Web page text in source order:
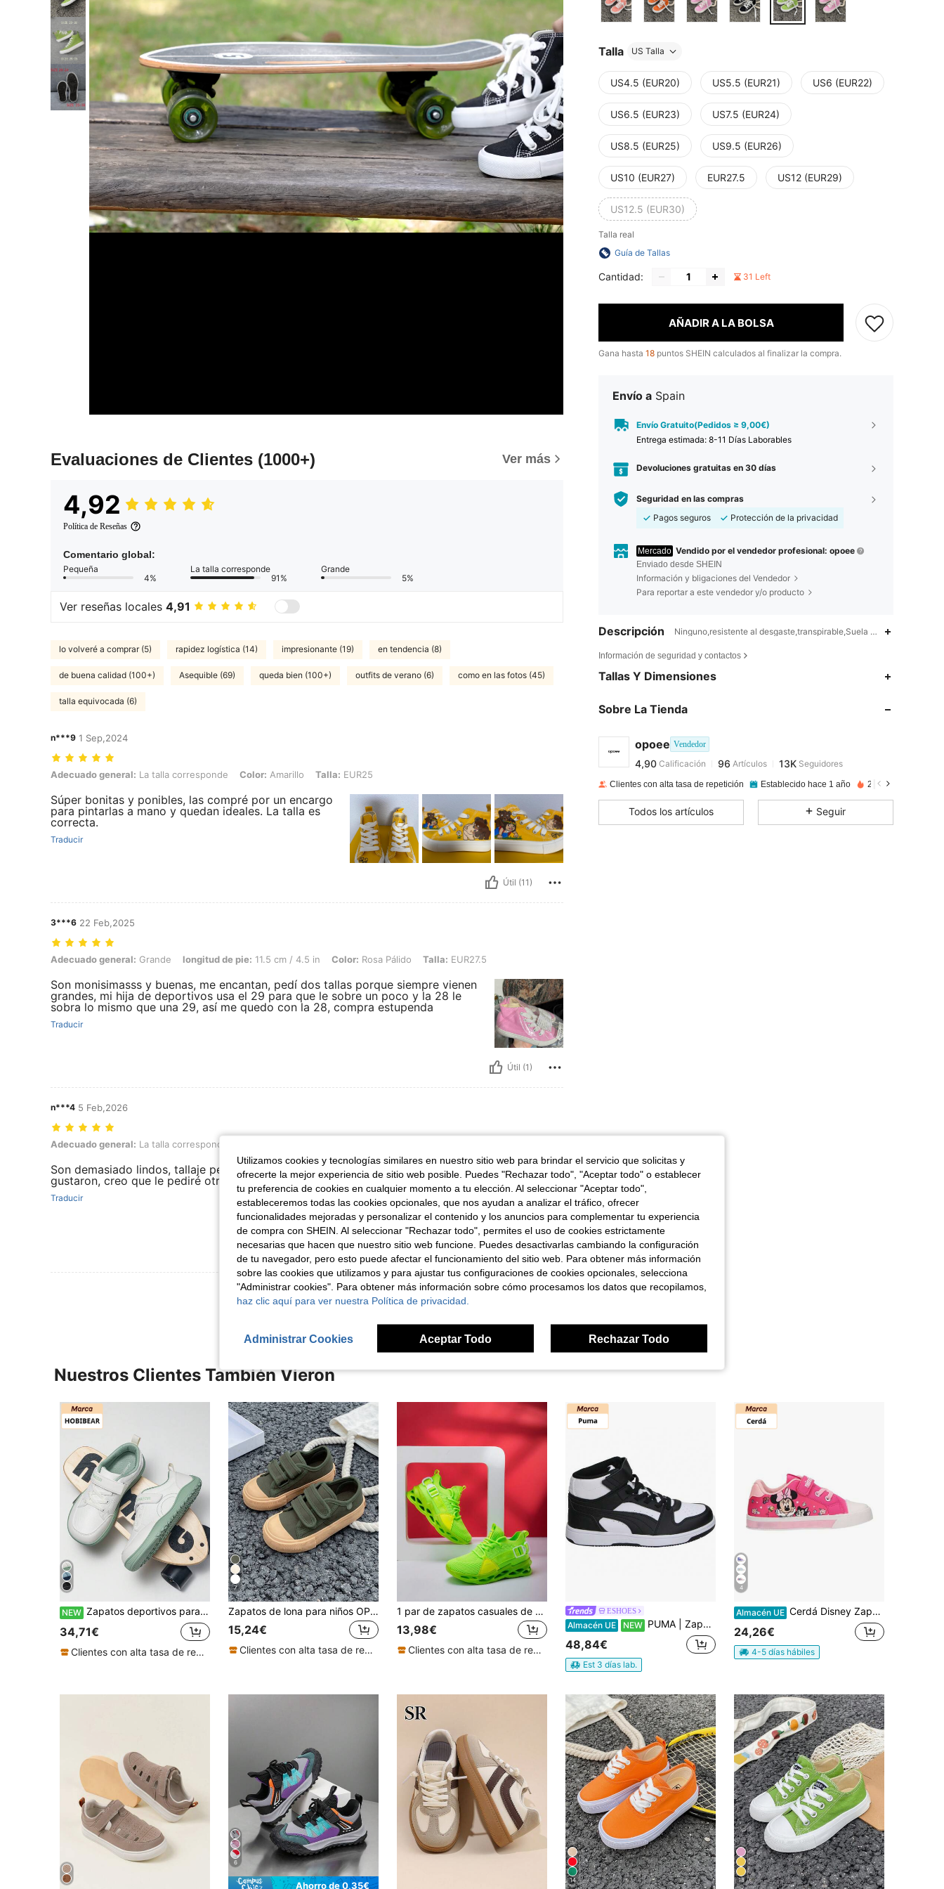
Evaluaciones de Clientes (1000+) Ver más
4,92
Política de Reseñas
Comentario global:
Pequeña
4%
La talla corresponde
91%
Grande
5%
Ver reseñas locales 4,91
lo volveré a comprar (5) rapidez logística (14) impresionante (19) en tendencia (8)
de buena calidad (100+) Asequible (69) queda bien (100+) outfits de verano (6) como en las fotos (45)
talla equivocada (6)
n***9 1 Sep,2024
Adecuado general: La talla corresponde, Color: Amarillo, Talla: EUR25
Adecuado general: La talla corresponde Color: Amarillo Talla: EUR25
Súper bonitas y ponibles, las compré por un encargo
para pintarlas a mano y quedan ideales. La talla es
correcta.
Traducir
Útil (11)
3***6 22 Feb,2025
Adecuado general: Grande, longitud de pie: 11.5 cm / 4.5 in, Color: Rosa Pálido, Talla: EUR27.5
Adecuado general: Grande longitud de pie: 11.5 cm / 4.5 in Color: Rosa Pálido Talla: EUR27.5
Son monisimasss y buenas, me encantan, pedí dos tallas porque siempre vienen
grandes, mi hija de deportivos usa el 29 para que le sobre un poco y la 28 le
sobra lo mismo que una 29, así me quedo con la 28, compra estupenda
Traducir
Útil (1)
n***4 5 Feb,2026
Adecuado general: La talla corresponde, longitud de pie: 18.0 cm / 7.1 in, Color: Rojo, Talla: EUR28
Adecuado general: La talla corresponde
Son demasiado lindos, tallaje perfecto a mi niña le
gustaron, creo que le pediré otro en otro color 😍
Traducir
Ver Más Reseñas
Talla US Talla
US4.5 (EUR20) US5.5 (EUR21) US6 (EUR22)
US6.5 (EUR23) US7.5 (EUR24)
US8.5 (EUR25) US9.5 (EUR26)
US10 (EUR27) EUR27.5 US12 (EUR29)
US12.5 (EUR30)
Talla real
Guía de Tallas
Cantidad: 31 Left
AÑADIR A LA BOLSA
Gana hasta 18 puntos SHEIN calculados al finalizar la compra.
Envío a Spain
Envío Gratuito(Pedidos ≥ 9,00€)
Entrega estimada: 8-11 Días Laborables
Devoluciones gratuitas en 30 días
Seguridad en las compras
Pagos seguros
Protección de la privacidad
Mercado Vendido por el vendedor profesional: opoee
Enviado desde SHEIN
Información y bligaciones del Vendedor
Para reportar a este vendedor y/o producto
Descripción Ninguno,resistente al desgaste,transpirable,Suela de goma
Información de seguridad y contactos
Tallas Y Dimensiones
Sobre La Tienda
opoee Vendedor
4,90
4,90
4,90 Calificación
c***apagadoHace 1 día
4,90 96 13K
Clientes con alta tasa de repetición Establecido hace 1 año 28K+ Vendido
Todos los artículos Seguir
Nuestros Clientes También Vieron
NEW Zapatos deportivos para niños HOBIBEAR, zapatos de skate sin cordones de caña baja, zapatos de verano para caminar al aire libre para niños, zapatos de entrenamiento con suela de goma antideslizante para niñas, zapatos de lona planos, zapatos escolares, adecuados para todas las estaciones
34,71€
Clientes con alta tasa de repetición
7
Zapatos de lona para niños OPOEE, de primavera/otoño, estilo coreano, sencillos, para niños y niñas, de moda, de corte bajo, casuales, deportivos, clásicos, versátiles, zapatos de skate para niños
15,24€
Clientes con alta tasa de repetición
1 par de zapatos casuales de moda cómodos y brillantes para niños y niñas, primavera/otoño, ligeros y transpirables, para interiores/exteriores, campus, correr y deportes
13,98€
Clientes con alta tasa de repetición
ESHOES
Almacén UE NEW PUMA | Zapatillas Puma Rebound Slam Mid Infantiles – Deportiva Abotinada Negra y Blanca – Sneakers con Cordones y Velcro – Máximo Ajuste – Cómodas y Versátiles – Modelo 408801
48,84€
Est 3 días lab.
4
Almacén UE Cerdá Disney Zapatilla Loneta Suela Pvc Con Luces Minnie para Niño y Niña – Deportiva Infantil Minnie Cómodo, Ligero y Resistente para Colegio, Deporte y Uso Diario, Sneakers Infantiles Transpirables para Parque, Paseos y Actividades al Aire Libre - Envío GRATIS ✅ Entrega 24/48h a España (península)
24,26€
4-5 días hábiles
6
Ahorro de 0,35€ 14 18
Utilizamos cookies y tecnologías similares en nuestro sitio web para brindar el servicio que solicitas y
ofrecerte la mejor experiencia de sitio web posible. Puedes "Rechazar todo", "Aceptar todo" o establecer
tu preferencia de cookies en cualquier momento a tu elección. Al seleccionar "Aceptar todo",
estableceremos todas las cookies opcionales, que nos ayudan a analizar el tráfico, ofrecer
funcionalidades mejoradas y personalizar el contenido y los anuncios para complementar tu experiencia
de compra con SHEIN. Al seleccionar "Rechazar todo", permites el uso de cookies estrictamente
necesarias que hacen que nuestro sitio web funcione. Puedes desactivarlas cambiando la configuración
de tu navegador, pero esto puede afectar el funcionamiento del sitio web. Para obtener más información
sobre las cookies que utilizamos y para ajustar tus configuraciones de cookies opcionales, selecciona
"Administrar cookies". Para obtener más información sobre cómo procesamos los datos que recopilamos,
haz clic aquí para ver nuestra Política de privacidad.
Administrar Cookies Aceptar Todo Rechazar Todo